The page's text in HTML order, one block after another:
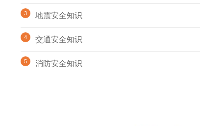
地震安全知识
交通安全知识
消防安全知识